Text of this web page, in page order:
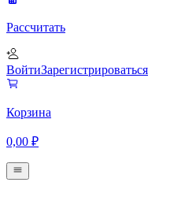
Рассчитать
ВойтиЗарегистрироваться
Корзина
0,00 ₽